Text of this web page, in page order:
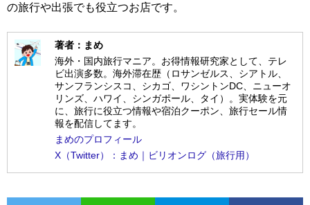
の旅行や出張でも役立つお店です。
著者：まめ
海外・国内旅行マニア。お得情報研究家として、テレ
ビ出演多数。海外滞在歴（ロサンゼルス、シアトル、
サンフランシスコ、シカゴ、ワシントンDC、ニューオ
リンズ、ハワイ、シンガポール、タイ）。実体験を元
に、旅行に役立つ情報や宿泊クーポン、旅行セール情
報を配信してます。
まめのプロフィール
X（Twitter）：まめ｜ビリオンログ（旅行用）